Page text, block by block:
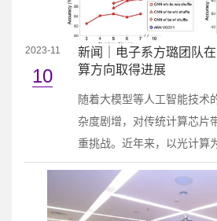
2023-11
10
新闻｜电子系方璐团队
算方向取得进展
随着大模型等人工智能技术
杂度剧增，对传统计算芯片
重挑战。近年来，以光计算
的方式构建光电神经网络的
国际热点研究问题，有望实
升。然而，光电神经网络的